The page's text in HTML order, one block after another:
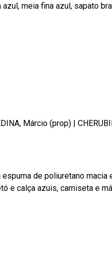
meia fina azul, sapato
Márcio (prop)
de poliuretano macia
e calça azuis, camiseta e